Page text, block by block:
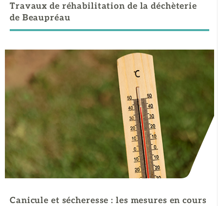
Travaux de réhabilitation de la déchèterie
de Beaupréau
Canicule et sécheresse : les mesures en cours